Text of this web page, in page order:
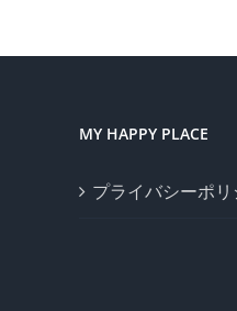
MY HAPPY PLACE
プライバシーポリ